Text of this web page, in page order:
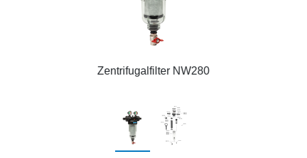
Zentrifugalfilter NW280